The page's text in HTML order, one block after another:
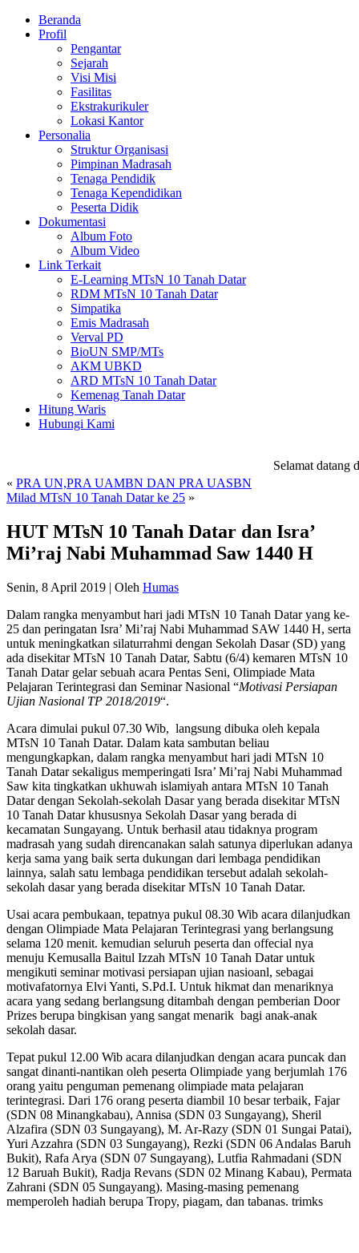
Beranda
Profil
Pengantar
Sejarah
Visi Misi
Fasilitas
Ekstrakurikuler
Lokasi Kantor
Personalia
Struktur Organisasi
Pimpinan Madrasah
Tenaga Pendidik
Tenaga Kependidikan
Peserta Didik
Dokumentasi
Album Foto
Album Video
Link Terkait
E-Learning MTsN 10 Tanah Datar
RDM MTsN 10 Tanah Datar
Simpatika
Emis Madrasah
Verval PD
BioUN SMP/MTs
AKM UBKD
ARD MTsN 10 Tanah Datar
Kemenag Tanah Datar
Hitung Waris
Hubungi Kami
Selamat datang di
« PRA UN,PRA UAMBN DAN PRA UASBN
Milad MTsN 10 Tanah Datar ke 25 »
HUT MTsN 10 Tanah Datar dan Isra’
Mi’raj Nabi Muhammad Saw 1440 H
Senin, 8 April 2019 | Oleh Humas
Dalam rangka menyambut hari jadi MTsN 10 Tanah Datar yang ke-
25 dan peringatan Isra’ Mi’raj Nabi Muhammad SAW 1440 H, serta
untuk meningkatkan silaturrahmi dengan Sekolah Dasar (SD) yang
ada disekitar MTsN 10 Tanah Datar, Sabtu (6/4) kemaren MTsN 10
Tanah Datar gelar sebuah acara Pentas Seni, Olimpiade Mata
Pelajaran Terintegrasi dan Seminar Nasional “Motivasi Persiapan
Ujian Nasional TP 2018/2019“.
Acara dimulai pukul 07.30 Wib, langsung dibuka oleh kepala
MTsN 10 Tanah Datar. Dalam kata sambutan beliau
mengungkapkan, dalam rangka menyambut hari jadi MTsN 10
Tanah Datar sekaligus memperingati Isra’ Mi’raj Nabi Muhammad
Saw kita tingkatkan ukhuwah islamiyah antara MTsN 10 Tanah
Datar dengan Sekolah-sekolah Dasar yang berada disekitar MTsN
10 Tanah Datar khususnya Sekolah Dasar yang berada di
kecamatan Sungayang. Untuk berhasil atau tidaknya program
madrasah yang sudah direncanakan salah satunya diperlukan adanya
kerja sama yang baik serta dukungan dari lembaga pendidikan
lainnya, salah satu lembaga pendidikan tersebut adalah sekolah-
sekolah dasar yang berada disekitar MTsN 10 Tanah Datar.
Usai acara pembukaan, tepatnya pukul 08.30 Wib acara dilanjudkan
dengan Olimpiade Mata Pelajaran Terintegrasi yang berlangsung
selama 120 menit. kemudian seluruh peserta dan offecial nya
menuju Kemusalla Baitul Izzah MTsN 10 Tanah Datar untuk
mengikuti seminar motivasi persiapan ujian nasioanl, sebagai
motivafatornya Elvi Yanti, S.Pd.I. Untuk hikmat dan menariknya
acara yang sedang berlangsung ditambah dengan pemberian Door
Prizes berupa bingkisan yang sangat menarik bagi anak-anak
sekolah dasar.
Tepat pukul 12.00 Wib acara dilanjudkan dengan acara puncak dan
sangat dinanti-nantikan oleh peserta Olimpiade yang berjumlah 176
orang yaitu penguman pemenang olimpiade mata pelajaran
terintegrasi. Dari 176 orang peserta diambil 10 besar terbaik, Fajar
(SDN 08 Minangkabau), Annisa (SDN 03 Sungayang), Sheril
Alzafira (SDN 03 Sungayang), M. Ar-Razy (SDN 01 Sungai Patai),
Yuri Azzahra (SDN 03 Sungayang), Rezki (SDN 06 Andalas Baruh
Bukit), Rafa Arya (SDN 07 Sungayang), Lutfia Rahmadani (SDN
12 Baruah Bukit), Radja Revans (SDN 02 Minang Kabau), Permata
Zahrani (SDN 05 Sungayang). Masing-masing pemenang
memperoleh hadiah berupa Tropy, piagam, dan tabanas. trimks